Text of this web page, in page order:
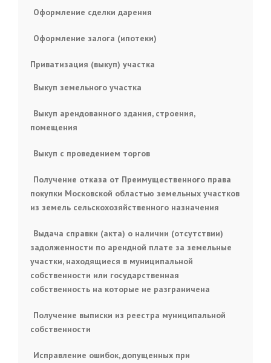
Оформление сделки дарения
Оформление залога (ипотеки)
Приватизация (выкуп) участка
Выкуп земельного участка
Выкуп арендованного здания, строения,
помещения
Выкуп с проведением торгов
Получение отказа от Преимущественного права
покупки Московской областью земельных участков
из земель сельскохозяйственного назначения
Выдача справки (акта) о наличии (отсутствии)
задолженности по арендной плате за земельные
участки, находящиеся в муниципальной
собственности или государственная
собственность на которые не разграничена
Получение выписки из реестра муниципальной
собственности
Исправление ошибок, допущенных при